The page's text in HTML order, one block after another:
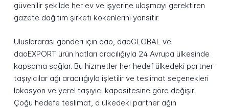
güvenilir şekilde her ev ve işyerine ulaşmayı gerektiren
gazete dağıtım şirketi kökenlerini yansıtır.
Uluslararası gönderi için dao, daoGLOBAL ve
daoEXPORT ürün hatları aracılığıyla 24 Avrupa ülkesinde
kapsama sağlar. Bu hizmetler her hedef ülkedeki partner
taşıyıcılar ağı aracılığıyla işletilir ve teslimat seçenekleri
lokasyon ve yerel taşıyıcı kapasitesine göre değişir.
Çoğu hedefe teslimat, o ülkedeki partner ağın